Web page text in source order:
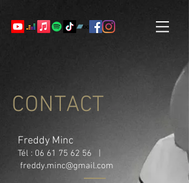
CONTACT
Freddy Minc
Tél : 06 61 75 62 56
freddy.minc@gmail.com